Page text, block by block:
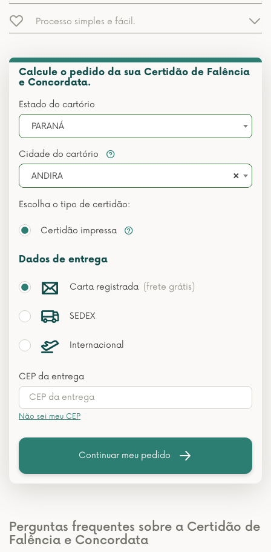
Processo simples e fácil.
Calcule o pedido da sua Certidão de Falência
e Concordata.
Estado do cartório
PARANÁ
Cidade do cartório
×
ANDIRA
Escolha o tipo de certidão:
Certidão impressa
Dados de entrega
Carta registrada (frete grátis)
SEDEX
Internacional
CEP da entrega
Não sei meu CEP
Continuar meu pedido
Perguntas frequentes sobre a Certidão de
Falência e Concordata